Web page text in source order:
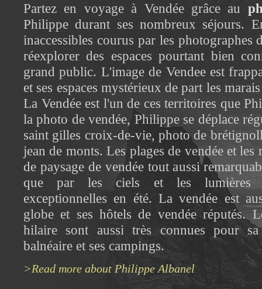
Partez en voyage à Vendée grâce au
Philippe durant ses nombreux séjours.
inaccessibles courus par les photographes
réexplorer des espaces pourtant bien
grand public. L'image de Vendee est
et ses espaces mystérieux de part les
La Vendée est l'un de ces territoires que
la photo de vendée, Philippe se déplace
saint gilles croix-de-vie, photo de
jean de monts. Les plages de vendée et
de paysage de vendée tout aussi
que par les ciels et les lumières
exceptionnelles en été. La vendée est
globe et ses hôtels de vendée réputés.
hilaire sont aussi très connues pour
balnéaire et ses campings.
>Read more about Philippe Albanel